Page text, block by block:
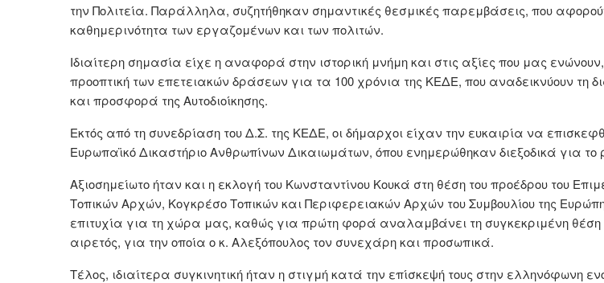
την Πολιτεία. Παράλληλα, συζητήθηκαν σημαντικές θεσμικές παρεμβάσεις, που
καθημερινότητα των εργαζομένων και των πολιτών.
Ιδιαίτερη σημασία είχε η αναφορά στην ιστορική μνήμη και στις αξίες που μας
προοπτική των επετειακών δράσεων για τα 100 χρόνια της ΚΕΔΕ, που αναδεικνύουν τη
και προσφορά της Αυτοδιοίκησης.
Εκτός από τη συνεδρίαση του Δ.Σ. της ΚΕΔΕ, οι δήμαρχοι είχαν την ευκαιρία να
Ευρωπαϊκό Δικαστήριο Ανθρωπίνων Δικαιωμάτων, όπου ενημερώθηκαν διεξοδικά για το
Αξιοσημείωτο ήταν και η εκλογή του Κωνσταντίνου Κουκά στη θέση του προέδρου του
Τοπικών Αρχών, Κογκρέσο Τοπικών και Περιφερειακών Αρχών του Συμβουλίου της
επιτυχία για τη χώρα μας, καθώς για πρώτη φορά αναλαμβάνει τη συγκεκριμένη
αιρετός, για την οποία ο κ. Αλεξόπουλος τον συνεχάρη και προσωπικά.
Τέλος, ιδιαίτερα συγκινητική ήταν η στιγμή κατά την επίσκεψή τους στην ελληνόφωνη